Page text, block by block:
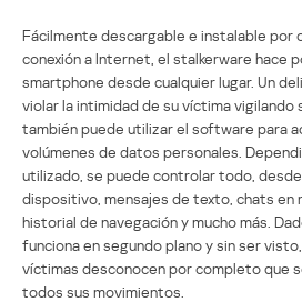
Fácilmente descargable e instalable por
conexión a Internet, el stalkerware hace
smartphone desde cualquier lugar. Un
violar la intimidad de su víctima vigilando
también puede utilizar el software para
volúmenes de datos personales.
utilizado, se puede controlar todo,
dispositivo, mensajes de texto, chats en
historial de navegación y mucho más.
funciona en segundo plano y sin ser
víctimas desconocen por completo que
todos sus movimientos.